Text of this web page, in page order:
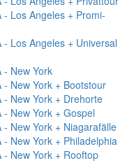
Los Angeles + Promi-
Los Angeles + Universal
- New York
New York + Bootstour
- New York + Drehorte
New York + Gospel
New York + Niagarafälle
New York + Philadelphia
New York + Rooftop